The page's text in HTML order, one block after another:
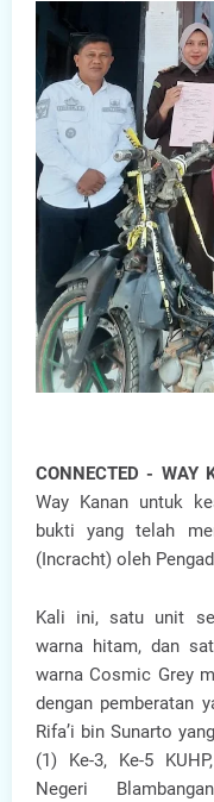
CONNECTED - WAY
Way Kanan untuk
bukti yang telah
(Incracht) oleh
Kali ini, satu unit
warna hitam, dan
warna Cosmic Grey
dengan pemberatan
Rifa’i bin Sunarto
(1) Ke-3, Ke-5
Negeri